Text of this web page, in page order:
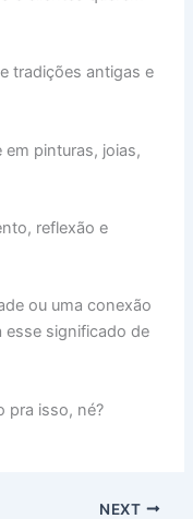
tradições antigas e
em pinturas, joias,
reflexão e
ou uma conexão
esse significado de
pra isso, né?
NEXT